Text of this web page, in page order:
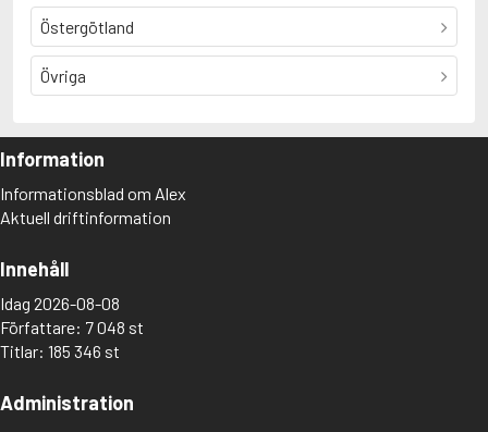
Östergötland
Övriga
Information
Informationsblad om Alex
Aktuell driftinformation
Innehåll
Idag 2026-08-08
Författare: 7 048 st
Titlar: 185 346 st
Administration